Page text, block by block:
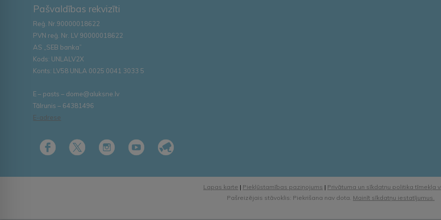
Pašvaldības rekvizīti
Reģ. Nr.90000018622
PVN reģ. Nr. LV 90000018622
AS „SEB banka”
Kods: UNLALV2X
Konts: LV58 UNLA 0025 0041 3033 5
E – pasts – dome@aluksne.lv
Tālrunis – 64381496
E-adrese
Lapas karte | Piekļūstamības paziņojums | Privātuma un sīkdatņu politika tīmekļa
Pašreizējais stāvoklis: Piekrišana nav dota. Mainīt sīkdatņu iestatījumus.